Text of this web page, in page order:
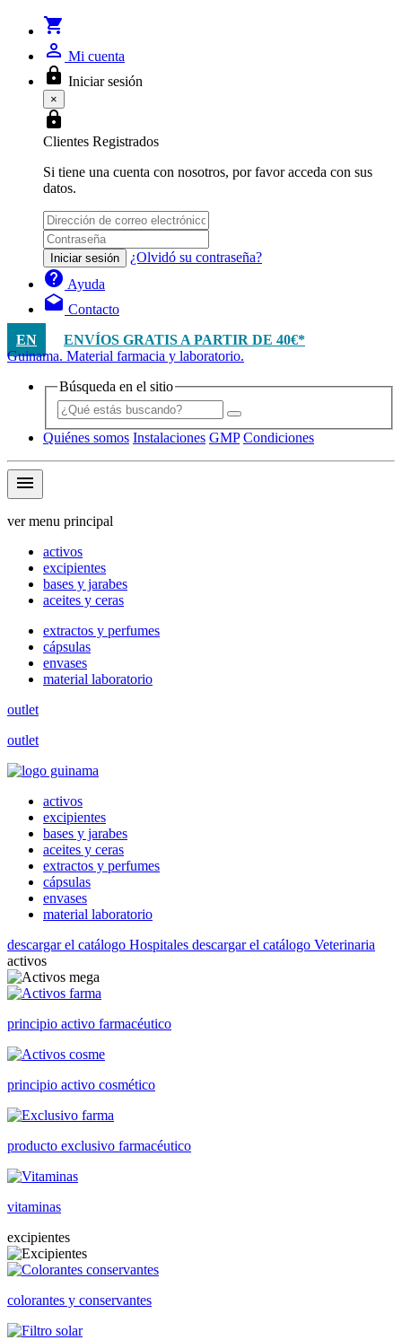
shopping_cart
person_outline Mi cuenta
lock Iniciar sesión
×
lock
Clientes Registrados
Si tiene una cuenta con nosotros, por favor acceda con sus
datos.
Iniciar sesión ¿Olvidó su contraseña?
help Ayuda
drafts Contacto
EN
ENVÍOS GRATIS A PARTIR DE 40€*
Guinama. Material farmacia y laboratorio.
Búsqueda en el sitio
Quiénes somos Instalaciones GMP Condiciones
menu
ver menu principal
activos
excipientes
bases y jarabes
aceites y ceras
extractos y perfumes
cápsulas
envases
material laboratorio
outlet
outlet
activos
excipientes
bases y jarabes
aceites y ceras
extractos y perfumes
cápsulas
envases
material laboratorio
descargar el catálogo Hospitales descargar el catálogo Veterinaria
activos
principio activo farmacéutico
principio activo cosmético
producto exclusivo farmacéutico
vitaminas
excipientes
colorantes y conservantes